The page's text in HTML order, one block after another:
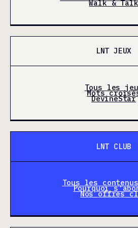
Walk & Talk
LNT JEUX
Tous les
Mots
DevineStar
LNT CLUB
Tous les
Pourquoi
Nos offres